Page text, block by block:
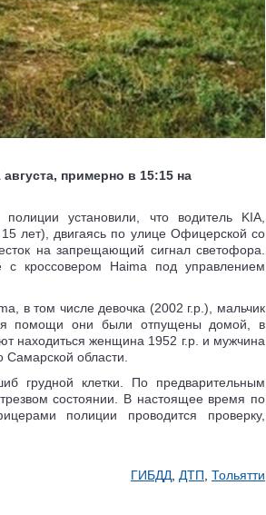
примерно в 15:15 на
установили, что водитель KIA,
лет), двигаясь по улице Офицерской со
на запрещающий сигнал светофора.
кроссовером Haima под управлением
в том числе девочка (2002 г.р.), мальчик
помощи они были отпущены домой, в
находиться женщина 1952 г.р. и мужчина
области.
грудной клетки. По предварительным
состоянии. В настоящее время по
полиции проводится проверку,
ГИБДД ДТП Тольятти